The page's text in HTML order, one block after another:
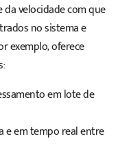
velocidade com que
no sistema e
exemplo, oferece
em lote de
e em tempo real entre